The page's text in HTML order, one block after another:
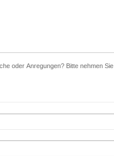
oder Anregungen? Bitte nehmen Sie